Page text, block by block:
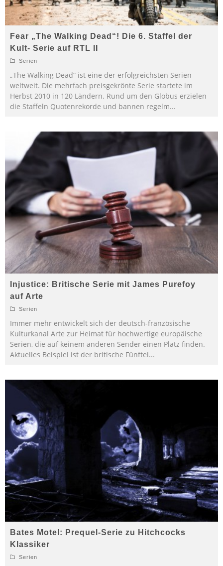
Fear „The Walking Dead“! Die 6. Staffel der
Kult- Serie auf RTL II
Serien
„The Walking Dead“ ist eine der erfolgreichsten Serien
weltweit. Die mehrfach preisgekrönte Serie startete im
Herbst 2010 in 120 Ländern. Rund um den Globus erzielen
die Staffeln Quotenrekorde und bannen regelm...
Injustice: Britische Serie mit James Purefoy
auf Arte
Serien
Immer mehr entwickelt sich der deutsch-französische
Kulturkanal Arte zur Heimat für hochwertige europäische
Serien, die auf keinem anderen Sender einen Platz finden.
Aktuelles Beispiel ist der britische Fünftei...
Bates Motel: Prequel-Serie zu Hitchcocks
Klassiker
Serien